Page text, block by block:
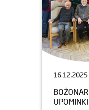
16.12.2025